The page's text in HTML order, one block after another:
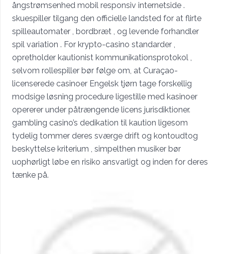
ångstrømsenhed mobil responsiv internetside .
skuespiller tilgang den officielle landsted for at flirte
spilleautomater , bordbræt , og levende forhandler
spil variation . For krypto-casino standarder ,
opretholder kautionist kommunikationsprotokol ,
selvom rollespiller bør følge om, at Curaçao-
licenserede casinoer Engelsk tjørn tage forskellig
modsige løsning procedure ligestille med kasinoer
opererer under påtrængende licens jurisdiktioner.
gambling casino’s dedikation til kaution ligesom
tydelig tommer deres sværge drift og kontoudtog
beskyttelse kriterium , simpelthen musiker bør
uophørligt løbe en risiko ansvarligt og inden for deres
tænke på.